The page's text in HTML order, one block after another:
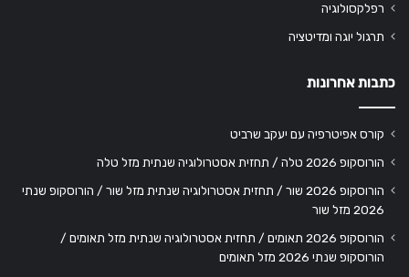
רפלקסולוגיה
תרגול יוגה ומדיטציה
כתבות אחרונות
קורס אפיטרפיה עם יעקב שרביט
הורוסקופ 2026 טלה / תחזית אסטרולוגיה שנתית מזל טלה
הורוסקופ 2026 שור / תחזית אסטרולוגיה שנתית מזל שור / הורוסקופ שנתי
2026 מזל שור
הורוסקופ 2026 תאומים / תחזית אסטרולוגיה שנתית מזל תאומים /
הורוסקופ שנתי 2026 מזל תאומים